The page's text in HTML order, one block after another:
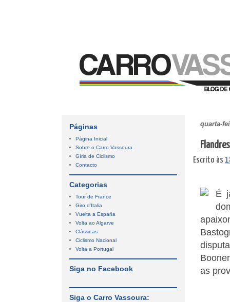
quarta-
Escrito às
É
as
Páginas
Página Inicial
Sobre o Carro Vassoura
Gíria de Ciclismo
Contacto
Categorias
Tour de France
Giro d'Italia
Vuelta a España
Volta ao Algarve
Clássicas
Ciclismo Nacional
Volta a Portugal
Siga no Facebook
Siga o Carro Vassoura: